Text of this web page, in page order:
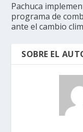
Pachuca
programa de
ante el cambio
SOBRE EL